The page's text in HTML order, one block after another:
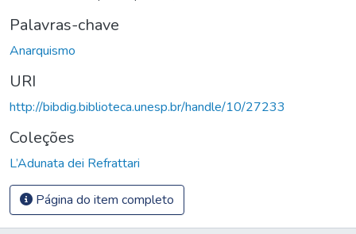
Palavras-chave
Anarquismo
URI
http://bibdig.biblioteca.unesp.br/handle/10/27233
Coleções
L’Adunata dei Refrattari
Página do item completo